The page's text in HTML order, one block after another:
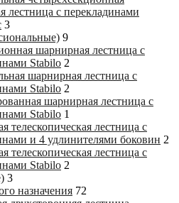
лестница с перекладинами
3
9
шарнирная лестница с
Stabilo 2
шарнирная лестница с
Stabilo 2
шарнирная лестница с
Stabilo 1
телескопическая лестница с
и 4 удлинителями боковин 2
телескопическая лестница с
Stabilo 2
3
назначения 72